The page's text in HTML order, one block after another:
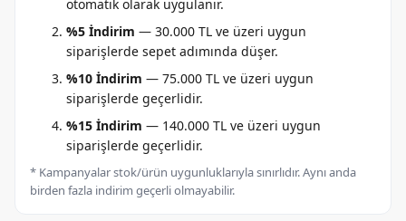
otomatik olarak uygulanır.
%5 İndirim — 30.000 TL ve üzeri uygun
siparişlerde sepet adımında düşer.
%10 İndirim — 75.000 TL ve üzeri uygun
siparişlerde geçerlidir.
%15 İndirim — 140.000 TL ve üzeri uygun
siparişlerde geçerlidir.
* Kampanyalar stok/ürün uygunluklarıyla sınırlıdır. Aynı anda
birden fazla indirim geçerli olmayabilir.